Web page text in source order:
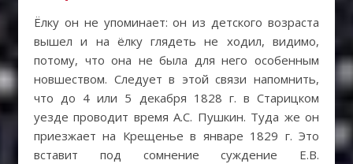
Ёлку он не упоминает: он из детского возраста
вышел и на ёлку глядеть не ходил, видимо,
потому, что она не была для него особенным
новшеством. Следует в этой связи напомнить,
что до 4 или 5 декабря 1828 г. в Старицком
уезде проводит время А.С. Пушкин. Туда же он
приезжает на Крещенье в январе 1829 г. Это
вставит под сомнение суждение Е.В.